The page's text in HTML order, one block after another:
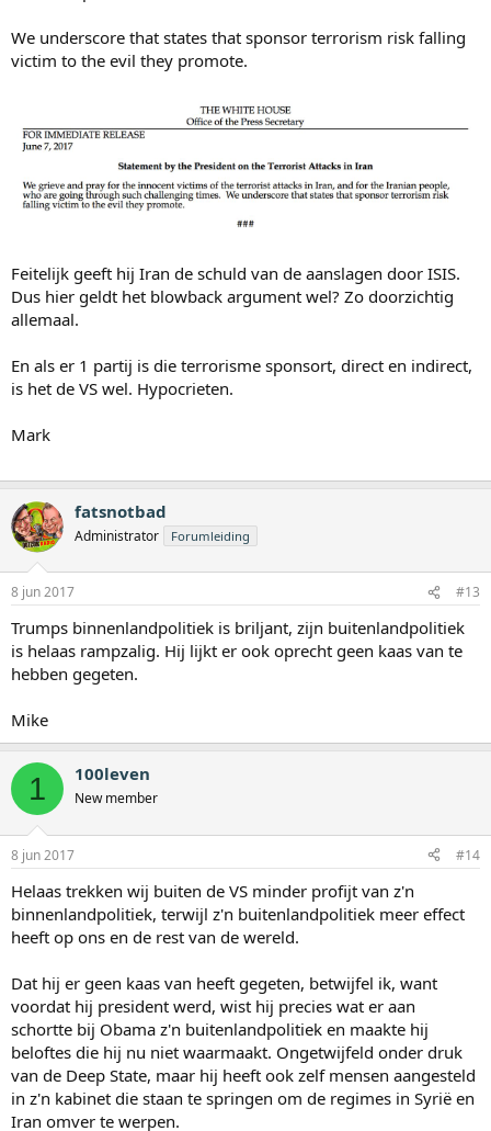
We underscore that states that sponsor terrorism risk falling
victim to the evil they promote.
Feitelijk geeft hij Iran de schuld van de aanslagen door ISIS.
Dus hier geldt het blowback argument wel? Zo doorzichtig
allemaal.
En als er 1 partij is die terrorisme sponsort, direct en indirect,
is het de VS wel. Hypocrieten.
Mark
fatsnotbad
Administrator Forumleiding
8 jun 2017 #13
Trumps binnenlandpolitiek is briljant, zijn buitenlandpolitiek
is helaas rampzalig. Hij lijkt er ook oprecht geen kaas van te
hebben gegeten.
Mike
1 100leven
New member
8 jun 2017 #14
Helaas trekken wij buiten de VS minder profijt van z'n
binnenlandpolitiek, terwijl z'n buitenlandpolitiek meer effect
heeft op ons en de rest van de wereld.
Dat hij er geen kaas van heeft gegeten, betwijfel ik, want
voordat hij president werd, wist hij precies wat er aan
schortte bij Obama z'n buitenlandpolitiek en maakte hij
beloftes die hij nu niet waarmaakt. Ongetwijfeld onder druk
van de Deep State, maar hij heeft ook zelf mensen aangesteld
in z'n kabinet die staan te springen om de regimes in Syrië en
Iran omver te werpen.